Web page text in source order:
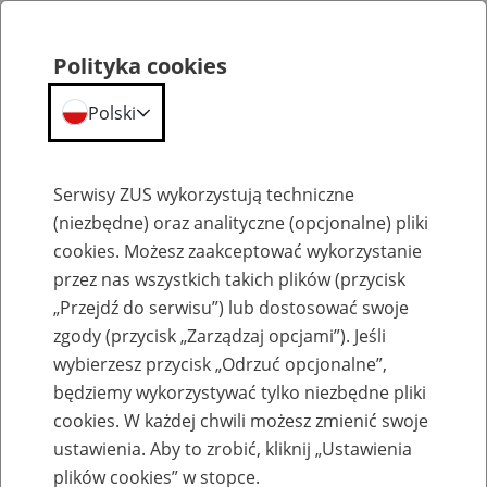
Emerytury
Baza zlikwidowanych lub
przekształconych zakładów pracy
Polityka cookies
Polski
Serwisy ZUS wykorzystują techniczne
(niezbędne) oraz analityczne (opcjonalne) pliki
cookies. Możesz zaakceptować wykorzystanie
przez nas wszystkich takich plików (przycisk
„Przejdź do serwisu”) lub dostosować swoje
zgody (przycisk „Zarządzaj opcjami”). Jeśli
wybierzesz przycisk „Odrzuć opcjonalne”,
będziemy wykorzystywać tylko niezbędne pliki
cookies. W każdej chwili możesz zmienić swoje
ustawienia. Aby to zrobić, kliknij „Ustawienia
plików cookies” w stopce.